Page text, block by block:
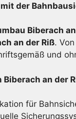
der
Biberach
an der Riß.
und
an der
für